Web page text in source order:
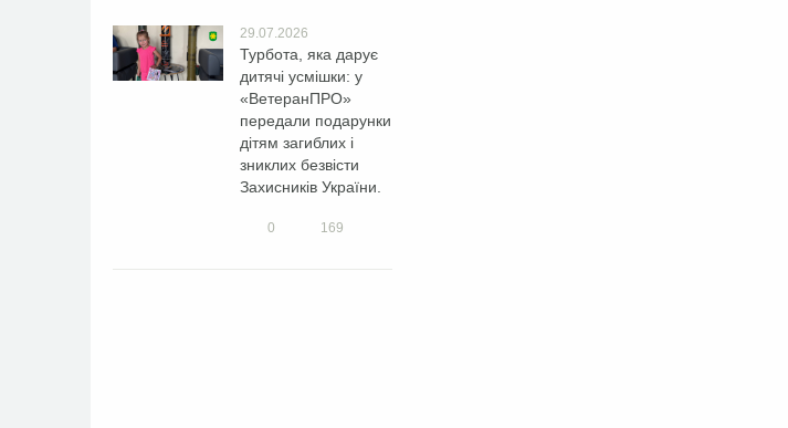
29.07.2026
Турбота, яка дарує
дитячі усмішки: у
«ВетеранПРО»
передали подарунки
дітям загиблих і
зниклих безвісти
Захисників України.
0 169